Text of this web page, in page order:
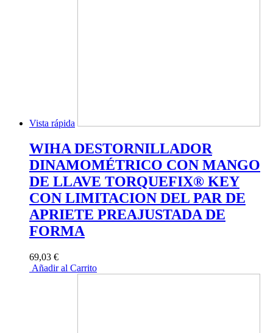
Vista rápida
WIHA DESTORNILLADOR
DINAMOMÉTRICO CON MANGO
DE LLAVE TORQUEFIX® KEY
CON LIMITACION DEL PAR DE
APRIETE PREAJUSTADA DE
FORMA
69,03 €
Añadir al Carrito